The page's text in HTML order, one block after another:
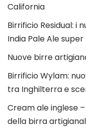
California
Birrificio Residual: i
India Pale Ale
Nuove birre
Birrificio Wylam:
tra Inghilterra e
Cream ale inglese
della birra